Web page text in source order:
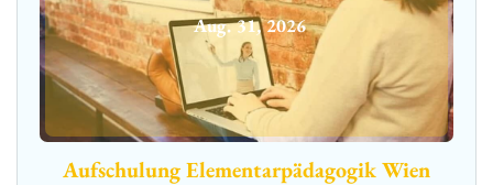
Aug. 31, 2026
Aufschulung Elementarpädagogik Wien